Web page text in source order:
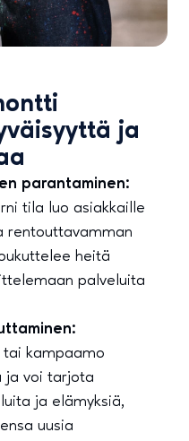
ja
parantaminen:
tila luo asiakkaille
rentouttavamman
heitä
palveluita
tai kampaamo
ja voi tarjota
ja elämyksiä,
uusia